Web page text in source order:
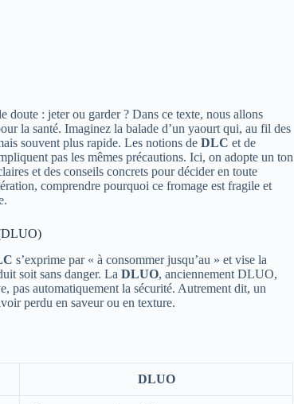
: jeter ou garder ? Dans ce texte, nous allons
la santé. Imaginez la balade d’un yaourt qui, au fil des
souvent plus rapide. Les notions de DLC et de
pas les mêmes précautions. Ici, on adopte un ton
et des conseils concrets pour décider en toute
comprendre pourquoi ce fromage est fragile et
s’exprime par « à consommer jusqu’au » et vise la
soit sans danger. La DLUO, anciennement DLUO,
pas automatiquement la sécurité. Autrement dit, un
perdu en saveur ou en texture.
DLUO